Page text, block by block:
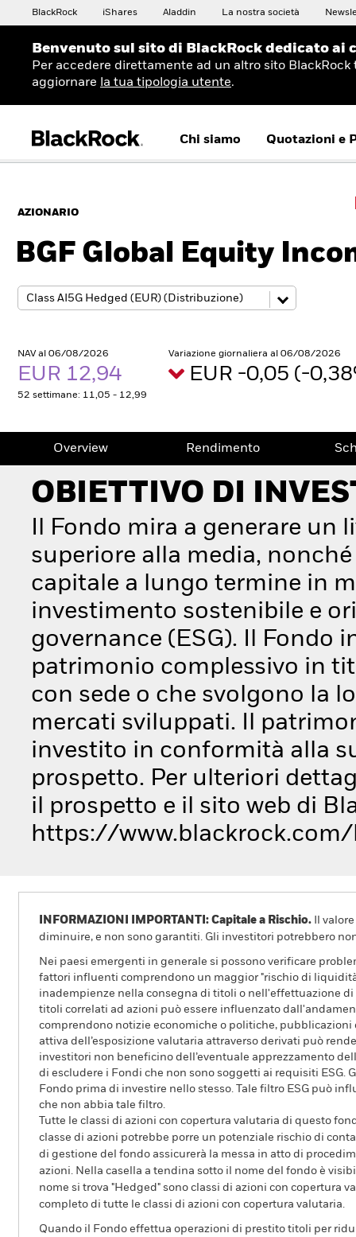
BlackRock iShares Aladdin La nostra società
Benvenuto sul sito di BlackRock dedicato
Per accedere direttamente ad un altro sito
aggiornare
la tua tipologia utente.
Chi siamo Quotazioni e
AZIONARIO
BGF Global Equity
NAV al 06/08/2026
EUR 12,94
52 settimane: 11,05 - 12,99
Variazione giornaliera al 06/08/2026
EUR -0,05 (-
Overview Rendimento
OBIETTIVO DI
Il Fondo mira a generare un
superiore alla media,
capitale a lungo termine in
investimento sostenibile e
governance (ESG). Il Fondo
patrimonio complessivo in
con sede o che svolgono la
mercati sviluppati. Il
investito in conformità alla
prospetto. Per ulteriori
il prospetto e il sito web di
https://www.blackrock.com/
INFORMAZIONI IMPORTANTI: Capitale a Rischio. Il
diminuire, e non sono garantiti. Gli investitori potrebbero
Nei paesi emergenti in generale si possono verificare
fattori influenti comprendono un maggior "rischio di
inadempienze nella consegna di titoli o nell'effettuazione
titoli correlati ad azioni può essere influenzato
comprendono notizie economiche o politiche,
attiva dell’esposizione valutaria attraverso derivati può
investitori non beneficino dell’eventuale apprezzamento
di escludere i Fondi che non sono soggetti ai requisiti
Fondo prima di investire nello stesso. Tale filtro ESG può
che non abbia tale filtro.
Tutte le classi di azioni con copertura valutaria di questo
classe di azioni potrebbe porre un potenziale rischio di
di gestione del fondo assicurerà la messa in atto di
azioni. Nella casella a tendina sotto il nome del fondo è
nome si trova "Hedged" sono classi di azioni con copertura
completo di tutte le classi di azioni con copertura valutaria.
Quando il Fondo effettua operazioni di prestito titoli per